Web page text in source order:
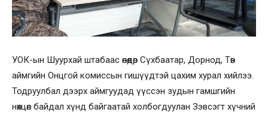
УОК-ын Шуурхай штабаас өнөөдөр Сүхбаатар, Дорнод, Төв
аймгийн Онцгой комиссын гишүүдтэй цахим хурал хийлээ.
Тодруулбал дээрх аймгуудад үүссэн зудын гамшгийн
нөхцөл байдал хүнд байгаатай холбогдуулан Зэвсэгт хүчний